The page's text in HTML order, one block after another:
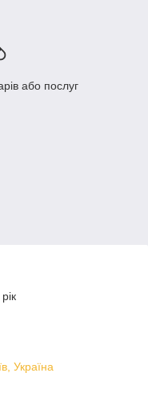
або послуг
Україна